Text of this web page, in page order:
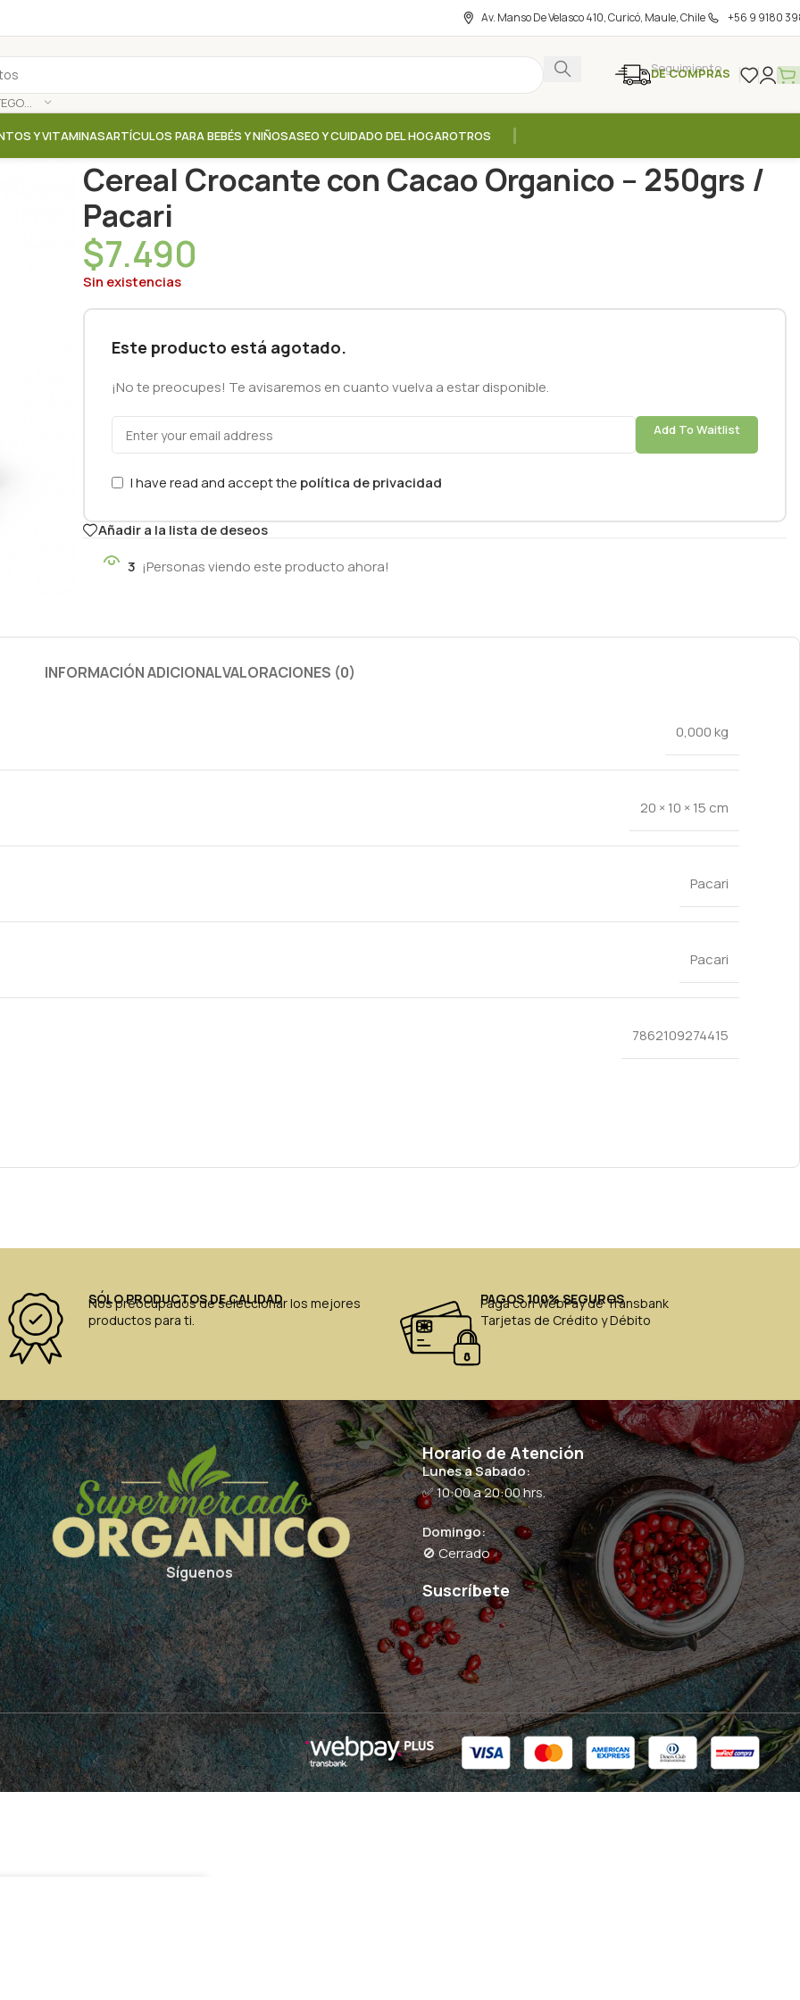
Av. Manso De Velasco 410, Curicó, Maule, Chile +56 9 9180
SELECCIONAR CATEGORÍA
Seguimiento
DE COMPRAS
Y VITAMINASARTÍCULOS PARA BEBÉS Y NIÑOSASEO Y CUIDADO DEL HOGAROTROS
Cereal Crocante con Cacao Organico – 250grs /
Pacari
$7.490
Sin existencias
Este producto está agotado.
¡No te preocupes! Te avisaremos en cuanto vuelva a estar disponible.
Add To Waitlist
I have read and accept the política de privacidad
Añadir a la lista de deseos
3 ¡Personas viendo este producto ahora!
INFORMACIÓN ADICIONALVALORACIONES (0)
0,000 kg
20 × 10 × 15 cm
Pacari
Pacari
7862109274415
SÓLO PRODUCTOS DE CALIDAD
Nos preocupados de seleccionar los mejores
productos para ti.
PAGOS 100% SEGUROS
Paga con WebPay de Transbank
Tarjetas de Crédito y Débito
Síguenos
Horario de Atención
Lunes a Sabado:
✅ 10:00 a 20:00 hrs.
Domingo:
🚫 Cerrado
Suscríbete